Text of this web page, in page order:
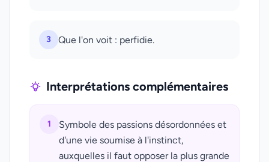
3 Que l'on voit : perfidie.
Interprétations complémentaires
1
Symbole des passions désordonnées et
d'une vie soumise à l'instinct,
auxquelles il faut opposer la plus grande